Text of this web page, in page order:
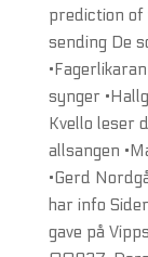
prediction of
sending De
synger
Kvello leser
allsangen
•Gerd
har info
gave på